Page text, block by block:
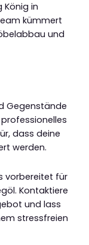
König in
kümmert
und
Gegenstände
dass deine
werden.
vorbereitet für
Kontaktiere
und lass
stressfreien